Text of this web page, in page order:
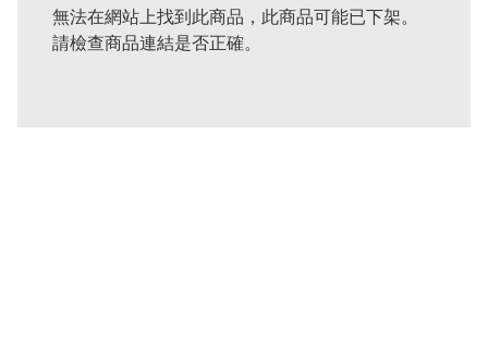
無法在網站上找到此商品，此商品可能已下架。
請檢查商品連結是否正確。